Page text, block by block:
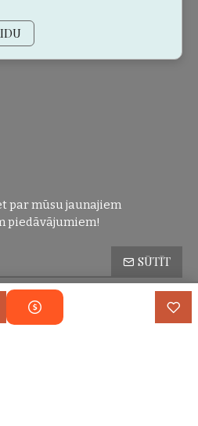
par mūsu jaunajiem
piedāvājumiem!
SŪTĪT
Konfidencialitātes politika